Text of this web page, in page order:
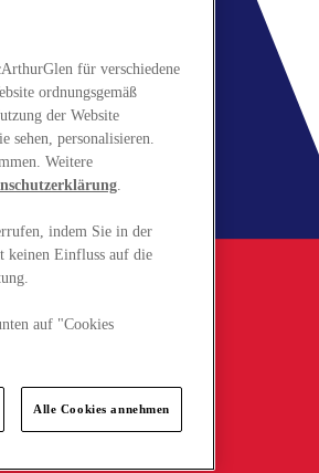
für verschiedene
ordnungsgemäß
der Website
sehen, personalisieren.
Weitere
.
indem Sie in der
keinen Einfluss auf die
auf "Cookies
Alle Cookies annehmen